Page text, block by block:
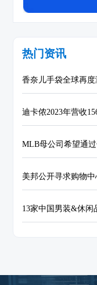
热门资讯
香奈儿手袋全球再
迪卡侬2023年营收
MLB母公司希望通
美邦公开寻求购物
13家中国男装&休闲